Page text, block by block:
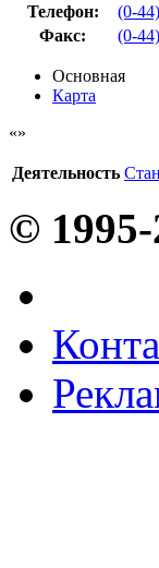
Телефон:
(0-
Факс: (0-
Основная
Карта
Деятельность
©